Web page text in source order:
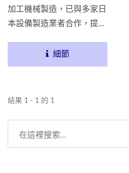
加工機械製造，已與多家日
本設備製造業者合作，提供
細節
結果 1 - 1 的 1